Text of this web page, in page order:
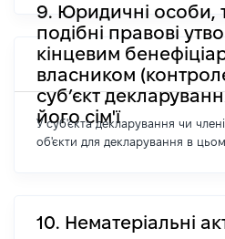
9. Юридичні особи,
подібні правові
кінцевим
власником
суб’єкт
його сім'ї
У суб'єкта декларування чи
об'єкти для декларування в
10. Нематеріальні